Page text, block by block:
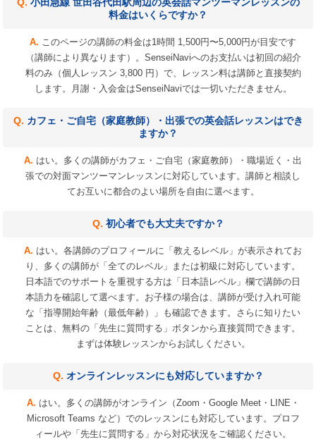
料金はいくらですか？
このページの講師の料金は1時間 1,500円〜5,000円が目安です
（講師により異なります）。SenseiNaviへのお支払いは初回の紹介
料のみ（個人レッスン 3,800 円）で、レッスン料は講師と直接契約
します。月謝・入会金はSenseiNaviでは一切いただきません。
カフェ・ご自宅（家庭教師）・出張での英会話レッスンはでき
ますか？
はい。多くの講師がカフェ・ご自宅（家庭教師）・職場近く・出
張での対面マンツーマンレッスンに対応しています。講師と相談し
てお互いに都合のよい場所を自由に選べます。
初心者でも大丈夫ですか？
はい。各講師のプロフィールに「教えるレベル」が表示されてお
り、多くの講師が「全てのレベル」または初級に対応しています。
日本語でのサポートを重視する方は「日本語レベル」欄で講師の日
本語力を確認して選べます。お子様の場合は、講師が受け入れ可能
な「指導開始年齢（最低年齢）」も確認できます。さらに知りたい
ことは、無料の「先生に質問する」ボタンから直接質問できます。
まずは体験レッスンからお試しください。
オンラインレッスンにも対応していますか？
はい。多くの講師がオンライン（Zoom・Google Meet・LINE・
Microsoft Teams など）でのレッスンにも対応しています。プロフ
ィールや「先生に質問する」から対応状況をご確認ください。